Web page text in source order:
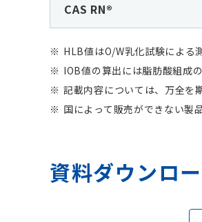
CAS RN®
HLB値はO/W乳化試験による
IOB値の算出には脂肪酸組成
記載内容については、万全を
国によって販売ができない製
資料ダウンロ